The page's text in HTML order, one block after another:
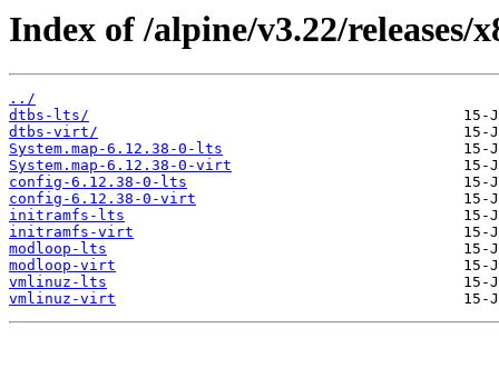
Index of /alpine/v3.22/releases/
../
dtbs-lts/
dtbs-virt/
System.map-6.12.38-0-lts
System.map-6.12.38-0-virt
config-6.12.38-0-lts
config-6.12.38-0-virt
initramfs-lts
initramfs-virt
modloop-lts
modloop-virt
vmlinuz-lts
vmlinuz-virt